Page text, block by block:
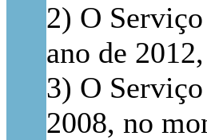
2) O
ano de
3) O
2008, no